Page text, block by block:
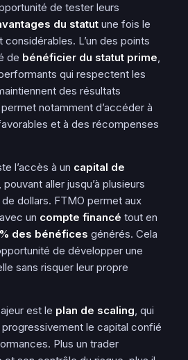
de tester leurs
du statut une fois le
L’un des points
de bénéficier du statut prime,
qui respectent les
des résultats
notamment d’accéder à
et à des récompenses
l’accès à un capital de
aller jusqu’à plusieurs
dollars. FTMO permet aux
un compte financé tout en
des bénéfices générés. Cela
de développer une
sans risquer leur propre
est le plan de scaling, qui
le capital confié
Plus un trader